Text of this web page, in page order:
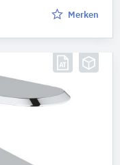
Merken